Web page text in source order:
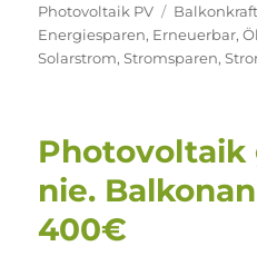
am
Photovoltaik PV
Energiesparen, Erneuerbar,
Solarstrom,Stromsparen,
nie.
400€